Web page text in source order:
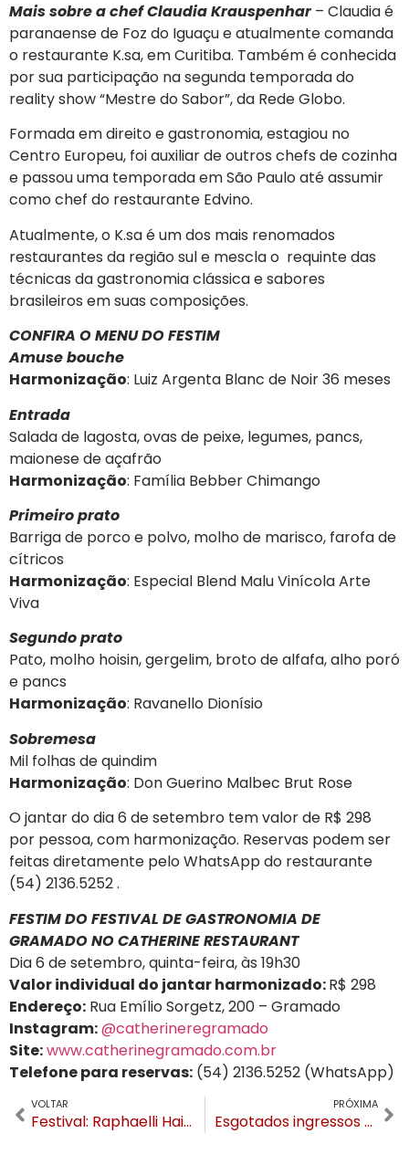
Mais sobre a chef Claudia Krauspenhar– Claudia é
paranaense de Foz do Iguaçu e atualmente comanda
o restaurante K.sa, em Curitiba. Também é conhecida
por sua participação na segunda temporada do
reality show “Mestre do Sabor”, da Rede Globo.
Formada em direito e gastronomia, estagiou no
Centro Europeu, foi auxiliar de outros chefs de cozinha
e passou uma temporada em São Paulo até assumir
como chef do restaurante Edvino.
Atualmente, o K.sa é um dos mais renomados
restaurantes da região sul e mescla o requinte das
técnicas da gastronomia clássica e sabores
brasileiros em suas composições.
CONFIRA O MENU DO FESTIM
Amuse bouche
Harmonização: Luiz Argenta Blanc de Noir 36 meses
Entrada
Salada de lagosta, ovas de peixe, legumes, pancs,
maionese de açafrão
Harmonização: Família Bebber Chimango
Primeiro prato
Barriga de porco e polvo, molho de marisco, farofa de
cítricos
Harmonização: Especial Blend Malu Vinícola Arte
Viva
Segundo prato
Pato, molho hoisin, gergelim, broto de alfafa, alho poró
e pancs
Harmonização: Ravanello Dionísio
Sobremesa
Mil folhas de quindim
Harmonização: Don Guerino Malbec Brut Rose
O jantar do dia 6 de setembro tem valor de R$ 298
por pessoa, com harmonização. Reservas podem ser
feitas diretamente pelo WhatsApp do restaurante
(54) 2136.5252 .
FESTIM DO FESTIVAL DE GASTRONOMIA DE
GRAMADO NO CATHERINE RESTAURANT
Dia 6 de setembro, quinta-feira, às 19h30
Valor individual do jantar harmonizado:R$ 298
Endereço: Rua Emílio Sorgetz, 200 – Gramado
Instagram:@catherineregramado
Site:www.catherinegramado.com.br
Telefone para reservas: (54) 2136.5252 (WhatsApp)
VOLTAR
Festival: Raphaelli Hair Therapy chega a Gramado para atendimentos na Casa Nuvole
PRÓXIMA
Esgotados ingressos para a Feijoada da Solidariedade em Gramado